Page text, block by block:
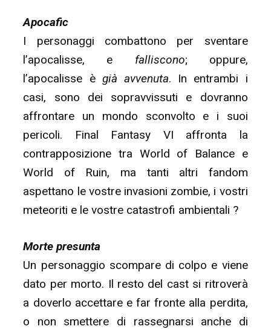
Apocafic
I personaggi combattono per sventare
l’apocalisse, e falliscono; oppure,
l’apocalisse ègià avvenuta. In entrambi i
casi, sono dei sopravvissuti e dovranno
affrontare un mondo sconvolto e i suoi
pericoli. Final Fantasy VI affronta la
contrapposizione tra World of Balance e
World of Ruin, ma tanti altri fandom
aspettano le vostre invasioni zombie, i vostri
meteoriti e le vostre catastrofi ambientali ?
Morte presunta
Un personaggio scompare di colpo e viene
dato per morto. Il resto del cast si ritroverà
a doverlo accettare e far fronte alla perdita,
o non smettere di rassegnarsi anche di